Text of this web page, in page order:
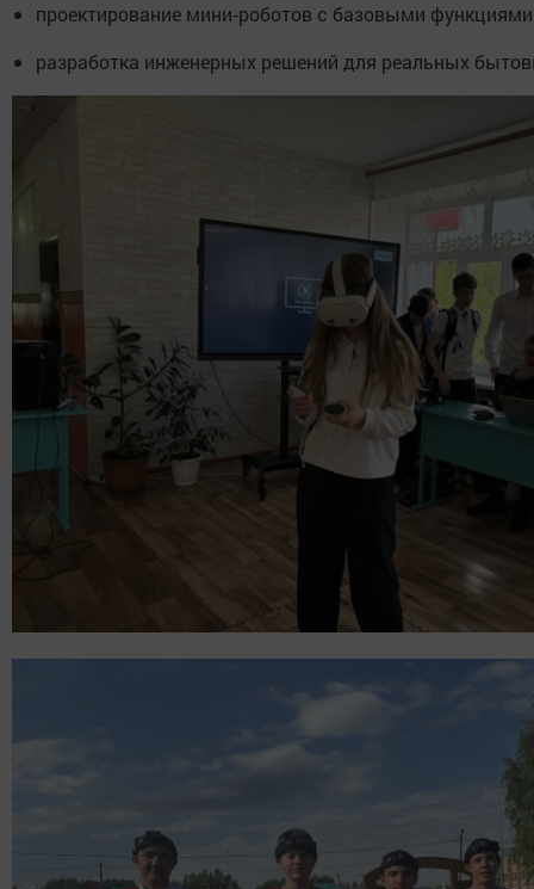
проектирование мини‑роботов с базовыми
разработка инженерных решений для реальных